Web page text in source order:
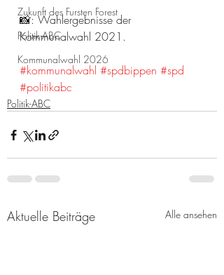
Zukunft des Fursten Forest
Politik-ABC
Kommunalwahl 2026
📸: Wahlergebnisse der
Kommunalwahl 2021.
#kommunalwahl #spdbippen #spd
#politikabc
Politik-ABC
Aktuelle Beiträge Alle ansehen